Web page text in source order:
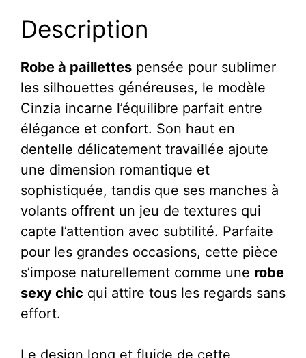
En
Dentelle
Fleurie
Col
Rond
-
Cinzia
Description
Robe à paillettes pensée pour sublimer
les silhouettes généreuses, le modèle
Cinzia incarne l’équilibre parfait entre
élégance et confort. Son haut en
dentelle délicatement travaillée ajoute
une dimension romantique et
sophistiquée, tandis que ses manches à
volants offrent un jeu de textures qui
capte l’attention avec subtilité. Parfaite
pour les grandes occasions, cette pièce
s’impose naturellement comme une robe
sexy chic qui attire tous les regards sans
effort.
Le design long et fluide de cette